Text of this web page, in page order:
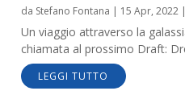
da Stefano Fontana 15 Apr, 2022|
Un viaggio attraverso la
chiamata al prossimo Draft:
LEGGI TUTTO